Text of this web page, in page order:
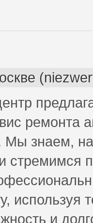
ремонта
Мы знаем,
стремимся
используя
и